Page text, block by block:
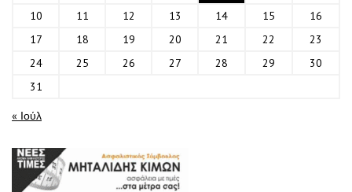
10
11 12 13 14 15
16
17
18 19 20 21 22
23
24
25 26 27 28 29
30
31
« Ιούλ